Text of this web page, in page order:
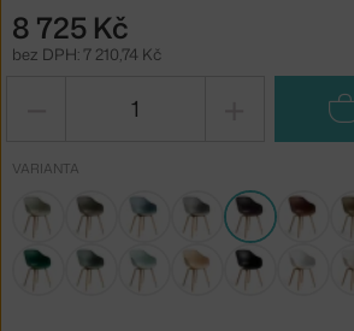
8 725 Kč
bez DPH: 7 210,74 Kč
VARIANTA